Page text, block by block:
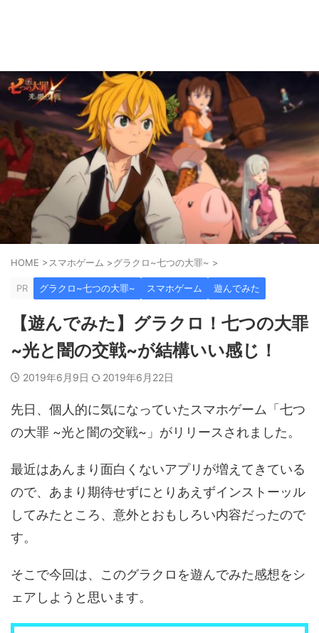
HOME >スマホゲーム >グラクロ~七つの大罪~ >
PR グラクロ~七つの大罪~ スマホゲーム 遊んでみた
【遊んでみた】グラクロ！七つの大罪
~光と闇の交戦~が結構いい感じ！
2019年6月9日 2019年6月22日
先日、個人的に気になっていたスマホゲーム「七つ
の大罪 ~光と闇の交戦~」がリリースされました。
最近はあんまり面白くないアプリが増えてきている
ので、あまり期待せずにとりあえずインストーッル
してみたところ、意外とおもしろい内容だったので
す。
そこで今回は、このグラクロを遊んでみた感想をシ
ェアしようと思います。